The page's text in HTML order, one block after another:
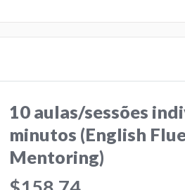
10 aulas/sessões
minutos (English
Mentoring)